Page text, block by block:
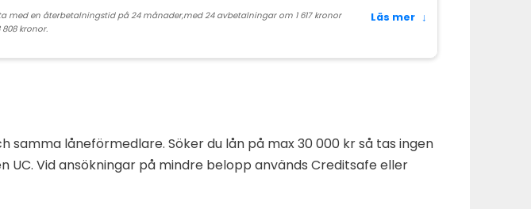
med en återbetalningstid på 24 månader,med 24 avbetalningar om 1 617 kronor
kronor.
Läs mer ↓
samma låneförmedlare. Söker du lån på max 30 000 kr så tas ingen
Vid ansökningar på mindre belopp används Creditsafe eller